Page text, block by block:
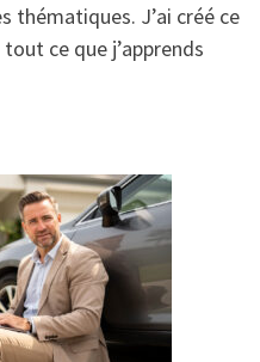
thématiques. J’ai créé ce
ce que j’apprends